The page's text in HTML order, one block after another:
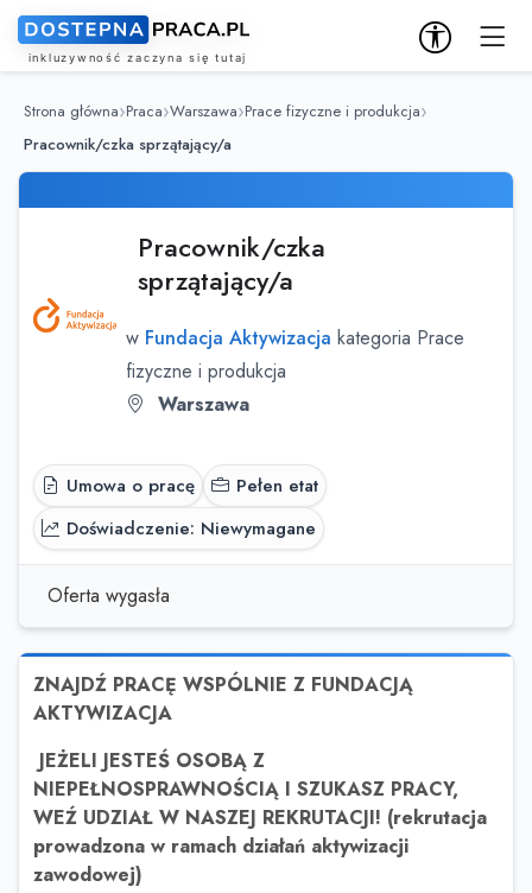
Strona główna Praca Warszawa Prace fizyczne i produkcja
Pracownik/czka sprzątający/a
Pracownik/czka
sprzątający/a
w Fundacja Aktywizacja kategoria Prace
fizyczne i produkcja
Warszawa
Umowa o pracę
Pełen etat
Doświadczenie: Niewymagane
Oferta wygasła
ZNAJDŹ PRACĘ WSPÓLNIE Z FUNDACJĄ
AKTYWIZACJA
JEŻELI JESTEŚ OSOBĄ Z
NIEPEŁNOSPRAWNOŚCIĄ I SZUKASZ PRACY,
WEŹ UDZIAŁ W NASZEJ REKRUTACJI! (rekrutacja
prowadzona w ramach działań aktywizacji
zawodowej)